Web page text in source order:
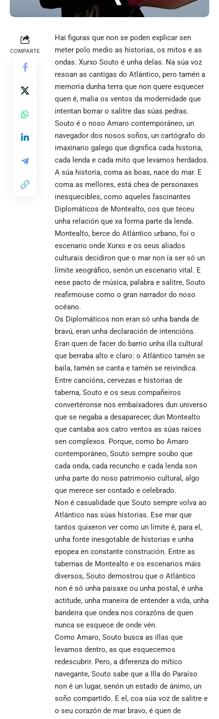
COMPARTE
Hai figuras que non se poden explicar sen
meter polo medio as historias, os mitos e as
ondas. Xurxo Souto é unha delas. Na súa voz
resoan as cantigas do Atlántico, pero tamén a
memoria dunha terra que non quere esquecer
quen é, malia os ventos da modernidade que
intentan borrar o salitre das súas pedras.
Souto é o noso Amaro contemporáneo, un
navegador dos nosos soños, un cartógrafo do
imaxinario galego que dignifica cada historia,
cada lenda e cada mito que levamos herdados.
A súa historia, coma as boas, nace do mar. E
coma as mellores, está chea de personaxes
inesquecibles, como aqueles fascinantes
Diplomáticos de Montealto, cos que teceu
unha relación que xa forma parte da lenda.
Montealto, berce do Atlántico urbano, foi o
escenario onde Xurxo e os seus aliados
culturais decidiron que o mar non ía ser só un
límite xeográfico, senón un escenario vital. E
nese pacto de música, palabra e salitre, Souto
reafirmouse como o gran narrador do noso
océano.
Os Diplomáticos non eran só unha banda de
bravú, eran unha declaración de intencións.
Eran quen de facer do barrio unha illa cultural
que berraba alto e claro: o Atlántico tamén se
baila, tamén se canta e tamén se reivindica.
Entre cancións, cervezas e historias de
taberna, Souto e os seus compañeiros
convertéronse nos embaixadores dun universo
que se negaba a desaparecer, dun Montealto
que cantaba aos catro ventos as súas raíces
sen complexos. Porque, como bo Amaro
contemporáneo, Souto sempre soubo que
cada onda, cada recuncho e cada lenda son
unha parte do noso patrimonio cultural, algo
que merece ser contado e celebrado.
Non é casualidade que Souto sempre volva ao
Atlántico nas súas historias. Ese mar que
tantos quixeron ver como un límite é, para el,
unha fonte inesgotable de historias e unha
epopea en constante construción. Entre as
tabernas de Montealto e os escenarios máis
diversos, Souto demostrou que o Atlántico
non é só unha paisaxe ou unha postal, é unha
actitude, unha maneira de entender a vida, unha
bandeira que ondea nos corazóns de quen
nunca se esquece de onde vén.
Como Amaro, Souto busca as illas que
levamos dentro, as que esquecemos
redescubrir. Pero, a diferenza do mítico
navegante, Souto sabe que a Illa do Paraíso
non é un lugar, senón un estado de ánimo, un
soño compartido. E el, coa súa voz de salitre e
o seu corazón de mar bravo, é quen de